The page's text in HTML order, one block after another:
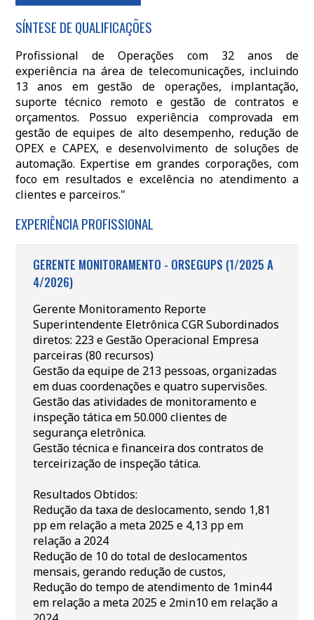
SÍNTESE DE QUALIFICAÇÕES
Profissional de Operações com 32 anos de
experiência na área de telecomunicações, incluindo
13 anos em gestão de operações, implantação,
suporte técnico remoto e gestão de contratos e
orçamentos. Possuo experiência comprovada em
gestão de equipes de alto desempenho, redução de
OPEX e CAPEX, e desenvolvimento de soluções de
automação. Expertise em grandes corporações, com
foco em resultados e excelência no atendimento a
clientes e parceiros."
EXPERIÊNCIA PROFISSIONAL
GERENTE MONITORAMENTO - ORSEGUPS (1/2025 A
4/2026)
Gerente Monitoramento Reporte
Superintendente Eletrônica CGR Subordinados
diretos: 223 e Gestão Operacional Empresa
parceiras (80 recursos)
Gestão da equipe de 213 pessoas, organizadas
em duas coordenações e quatro supervisões.
Gestão das atividades de monitoramento e
inspeção tática em 50.000 clientes de
segurança eletrônica.
Gestão técnica e financeira dos contratos de
terceirização de inspeção tática.
Resultados Obtidos:
Redução da taxa de deslocamento, sendo 1,81
pp em relação a meta 2025 e 4,13 pp em
relação a 2024
Redução de 10 do total de deslocamentos
mensais, gerando redução de custos,
Redução do tempo de atendimento de 1min44
em relação a meta 2025 e 2min10 em relação a